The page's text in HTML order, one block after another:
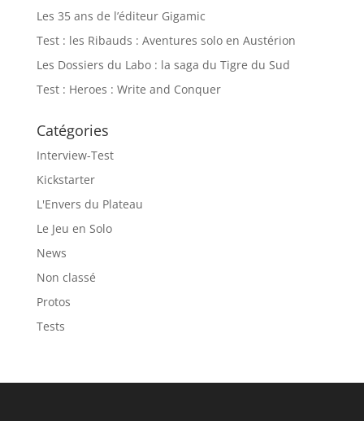
Les 35 ans de l’éditeur Gigamic
Test : les Ribauds : Aventures solo en Austérion
Les Dossiers du Labo : la saga du Tigre du Sud
Test : Heroes : Write and Conquer
Catégories
Interview-Test
Kickstarter
L'Envers du Plateau
Le Jeu en Solo
News
Non classé
Protos
Tests